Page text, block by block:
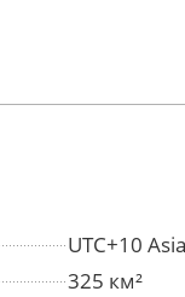
UTC+10
325 км²